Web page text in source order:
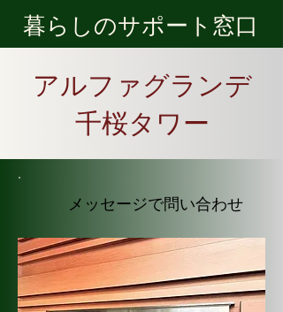
​暮らしのサポート窓口
アルファグランデ
千桜タワー
​メッセージで問い合わせ